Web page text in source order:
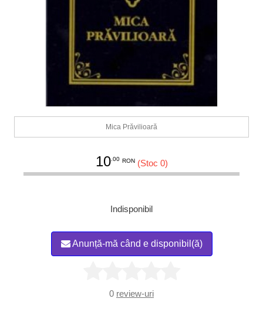
Mica Prăvilioară
10.00 RON (Stoc 0)
Indisponibil
Anunță-mă când e disponibil(ă)
0 review-uri